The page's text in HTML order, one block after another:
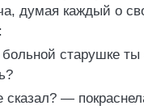
думая каждый о
старушке
—